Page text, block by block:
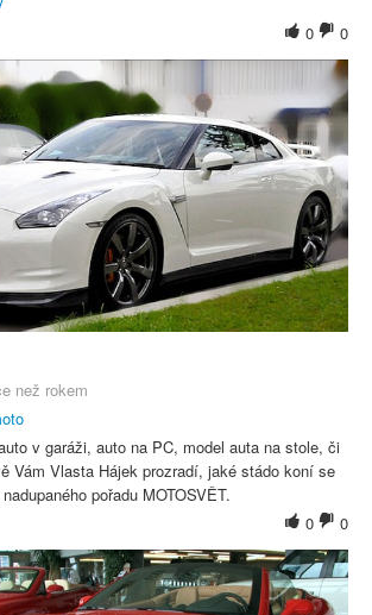
0
0
než rokem
v garáži, auto na PC, model auta na stole, či
Vám Vlasta Hájek prozradí, jaké stádo koní se
pořadu MOTOSVĚT.
0
0